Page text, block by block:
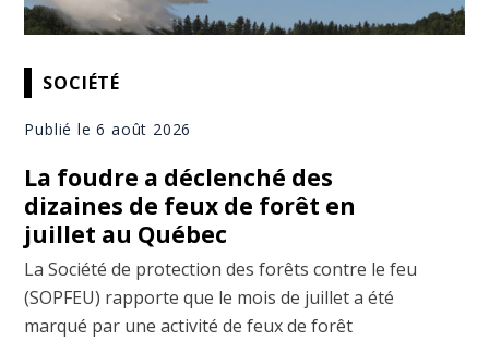
SOCIÉTÉ
Publié le 6 août 2026
La foudre a déclenché des
dizaines de feux de forêt en
juillet au Québec
La Société de protection des forêts contre le feu
(SOPFEU) rapporte que le mois de juillet a été
marqué par une activité de feux de forêt